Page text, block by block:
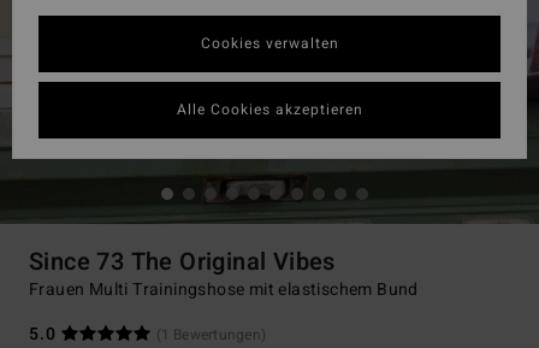
Since 73 The Original Vibes
Frauen Multi Trainingshose mit elastischem Bund
5.0
(1 Bewertungen)
Cookies verwalten
Alle Cookies akzeptieren